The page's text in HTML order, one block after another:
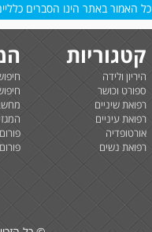
כל האמור באתר הינו הסברים
קטגוריות
היריון ולידה
ספורט וכושר
רפואת שיניים
רפואת עיניים
אורטופדיה
רפואת נשים